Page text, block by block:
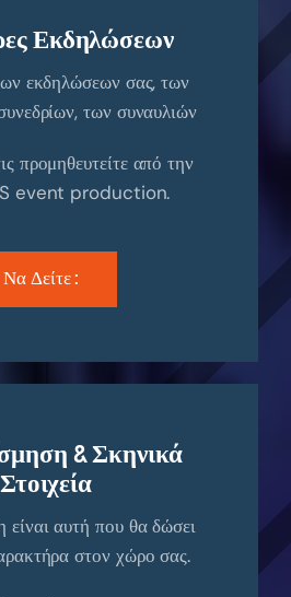
Εκδηλώσεων
εκδηλώσεων σας, των
των συναυλιών
προμηθευτείτε από την
event production.
Δείτε :
& Σκηνικά
Στοιχεία
αυτή που θα δώσει
στον χώρο σας.